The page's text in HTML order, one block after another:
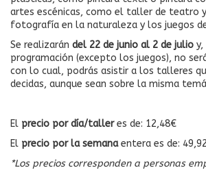
artes escénicas, como el taller de teatro
fotografía en la naturaleza y los juegos
Se realizarán del 22 de junio al 2 de julio
programación (excepto los juegos), no
con lo cual, podrás asistir a los talleres
decidas, aunque sean sobre la misma
El precio por día/talleres de: 12,48€
El precio por la semanaentera es de:
*Los precios corresponden a personas